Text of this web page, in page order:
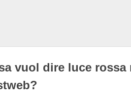
vuol dire luce rossa